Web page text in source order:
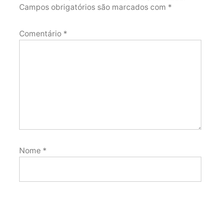
Campos obrigatórios são marcados com *
Comentário *
Nome *